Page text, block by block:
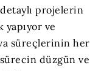
detaylı projelerin
yapıyor ve
süreçlerinin her
düzgün ve